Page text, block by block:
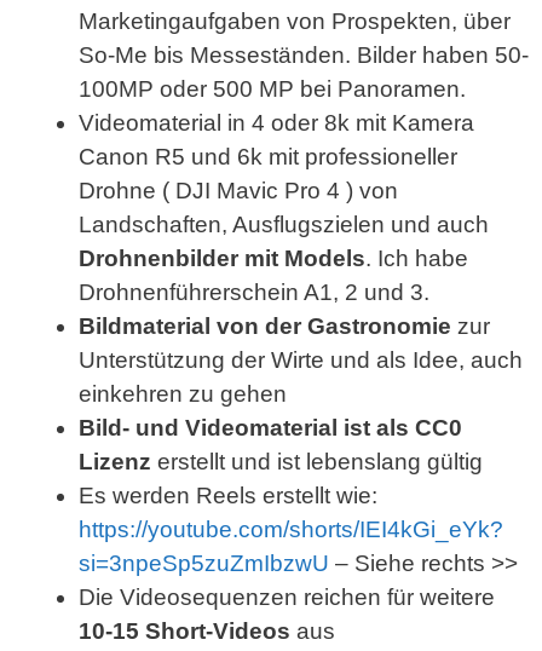
Marketingaufgaben von Prospekten, über
So-Me bis Messeständen. Bilder haben 50-
100MP oder 500 MP bei Panoramen.
Videomaterial in 4 oder 8k mit Kamera
Canon R5 und 6k mit professioneller
Drohne ( DJI Mavic Pro 4 ) von
Landschaften, Ausflugszielen und auch
Drohnenbilder mit Models. Ich habe
Drohnenführerschein A1, 2 und 3.
Bildmaterial von der Gastronomie zur
Unterstützung der Wirte und als Idee, auch
einkehren zu gehen
Bild- und Videomaterial ist als CC0
Lizenz erstellt und ist lebenslang gültig
Es werden Reels erstellt wie:
https://youtube.com/shorts/IEI4kGi_eYk?
si=3npeSp5zuZmIbzwU – Siehe rechts >>
Die Videosequenzen reichen für weitere
10-15 Short-Videos aus